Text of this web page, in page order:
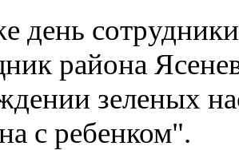
день
района
зеленых
с ребенком".